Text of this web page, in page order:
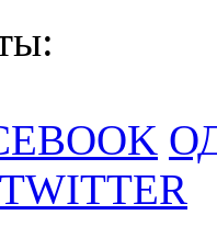
TWITTER